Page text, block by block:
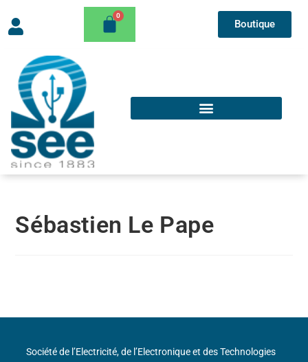
Boutique
Sébastien Le Pape
Société de l’Electricité, de l’Electronique et des Technologies